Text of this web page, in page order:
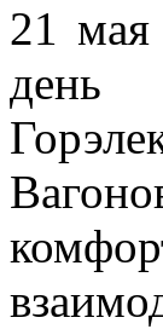
21
день